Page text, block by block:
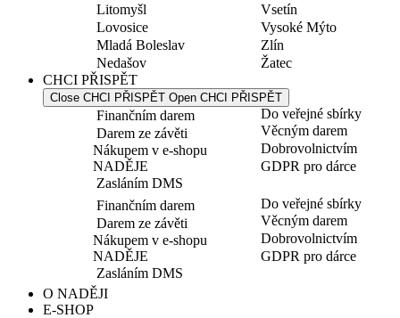
Litomyšl
Lovosice
Mladá Boleslav
Nedašov
Vsetín
Vysoké Mýto
Zlín
Žatec
CHCI PŘISPĚT
Close CHCI PŘISPĚT Open CHCI PŘISPĚT
Finančním darem
Darem ze závěti
Nákupem v e-shopu
NADĚJE
Zasláním DMS
Do veřejné sbírky
Věcným darem
Dobrovolnictvím
GDPR pro dárce
Finančním darem
Darem ze závěti
Nákupem v e-shopu
NADĚJE
Zasláním DMS
Do veřejné sbírky
Věcným darem
Dobrovolnictvím
GDPR pro dárce
O NADĚJI
E-SHOP